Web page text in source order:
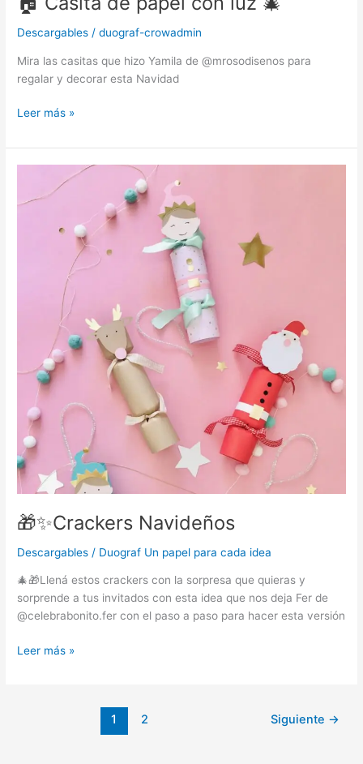
Descargables /duograf-crowadmin
Mira las casitas que hizo Yamila de @mrosodisenos para
regalar y decorar esta Navidad
Leer más »
🎁✨Crackers Navideños
Descargables / Duograf Un papel para cada idea
🎄🎁Llená estos crackers con la sorpresa que quieras y
sorprende a tus invitados con esta idea que nos deja Fer de
@celebrabonito.fer con el paso a paso para hacer esta versión
✨Crackers
Navideños
Leer más »
1 2 Siguiente →